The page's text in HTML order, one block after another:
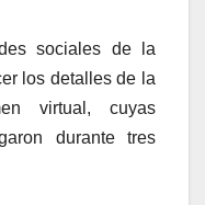
sociales de la
los detalles de la
virtual, cuyas
durante tres